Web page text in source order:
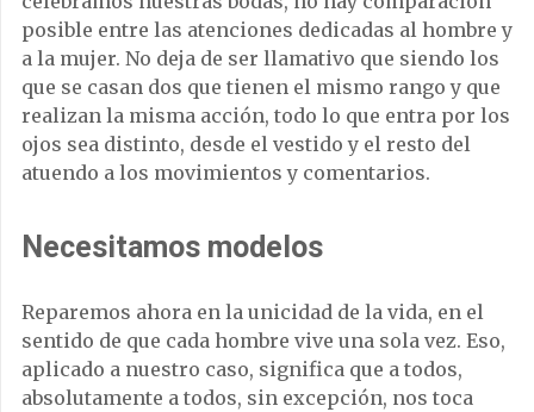
posible entre las atenciones dedicadas al hombre y
a la mujer. No deja de ser llamativo que siendo los
que se casan dos que tienen el mismo rango y que
realizan la misma acción, todo lo que entra por los
ojos sea distinto, desde el vestido y el resto del
atuendo a los movimientos y comentarios.
Necesitamos modelos
Reparemos ahora en la unicidad de la vida, en el
sentido de que cada hombre vive una sola vez. Eso,
aplicado a nuestro caso, significa que a todos,
absolutamente a todos, sin excepción, nos toca